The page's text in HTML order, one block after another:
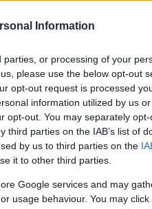
Information
or processing of your
please use the below opt-out
opt-out request is processed
information utilized by us
opt-out. You may separately
parties on the IAB’s list of
by us to third parties on the
it to other third parties.
Google services and may
usage behaviour. You may
di un pranzo
di sale.
lavate